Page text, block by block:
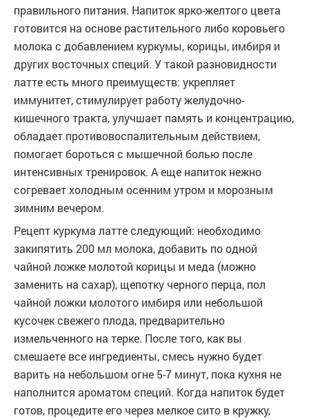
правильного питания. Напиток ярко-желтого цвета
готовится на основе растительного либо коровьего
молока с добавлением куркумы, корицы, имбиря и
других восточных специй. У такой разновидности
латте есть много преимуществ: укрепляет
иммунитет, стимулирует работу желудочно-
кишечного тракта, улучшает память и концентрацию,
обладает противовоспалительным действием,
помогает бороться с мышечной болью после
интенсивных тренировок. А еще напиток нежно
согревает холодным осенним утром и морозным
зимним вечером.
Рецепт куркума латте следующий: необходимо
закипятить 200 мл молока, добавить по одной
чайной ложке молотой корицы и меда (можно
заменить на сахар), щепотку черного перца, пол
чайной ложки молотого имбиря или небольшой
кусочек свежего плода, предварительно
измельченного на терке. После того, как вы
смешаете все ингредиенты, смесь нужно будет
варить на небольшом огне 5-7 минут, пока кухня не
наполнится ароматом специй. Когда напиток будет
готов, процедите его через мелкое сито в кружку,